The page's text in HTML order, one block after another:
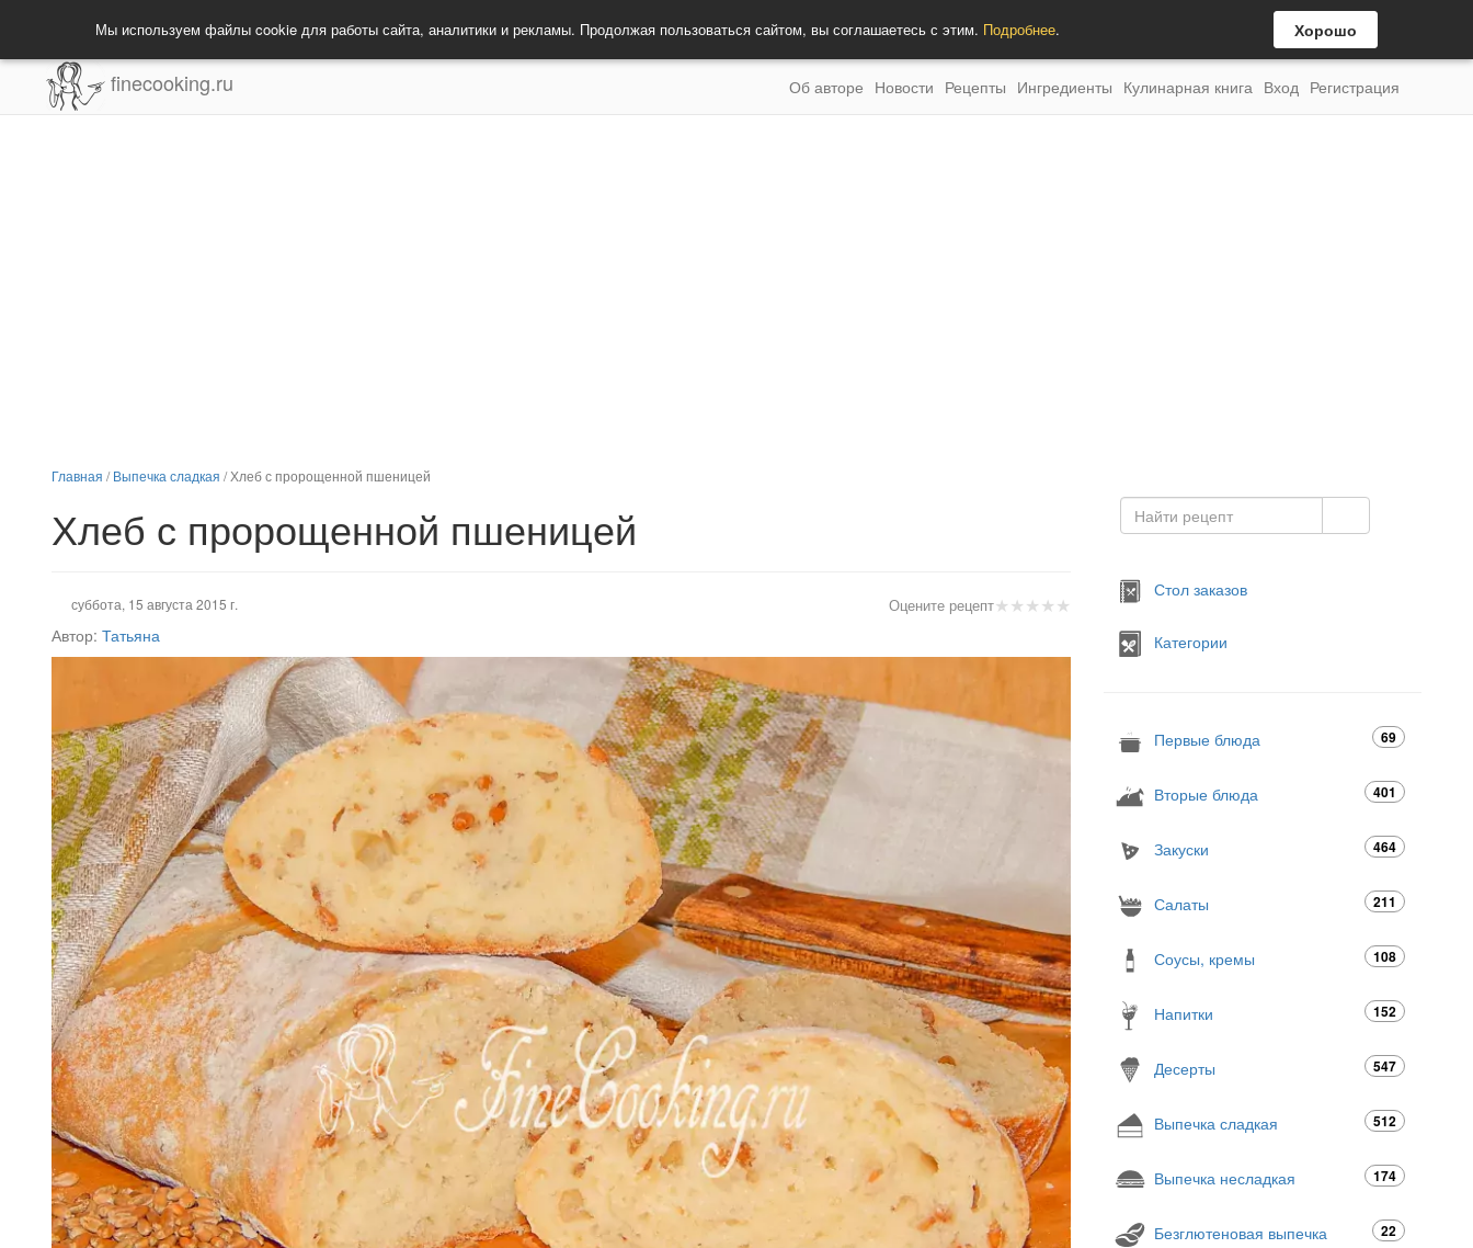
Мы используем файлы cookie для работы сайта, аналитики и рекламы. Продолжая пользоваться сайтом, вы соглашаетесь с этим. Подробнее. Хорошо
finecooking.ru Об авторе Новости Рецепты Ингредиенты Кулинарная книга Вход Регистрация
Главная /Выпечка сладкая /Хлеб с пророщенной пшеницей
Хлеб с пророщенной пшеницей
★★★★★
Оцените рецепт
суббота, 15 августа 2015 г.
Автор: Татьяна
Стол заказов
Категории
Первые блюда 69
Вторые блюда 401
Закуски 464
Салаты 211
Соусы, кремы 108
Напитки 152
Десерты 547
Выпечка сладкая 512
Выпечка несладкая 174
Безглютеновая выпечка 22